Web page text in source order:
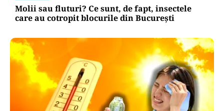
Molii sau fluturi? Ce sunt, de fapt, insectele
care au cotropit blocurile din București